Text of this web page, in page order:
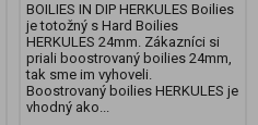
BOILIES IN DIP HERKULES Boilies
je totožný s Hard Boilies
HERKULES 24mm. Zákazníci si
priali boostrovaný boilies 24mm,
tak sme im vyhoveli.
Boostrovaný boilies HERKULES je
vhodný ako...